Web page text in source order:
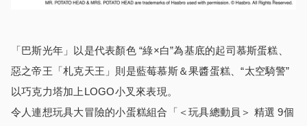
「巴斯光年」以是代表顏色 “綠×白”為基底的起司慕斯蛋糕、
惡之帝王「札克天王」則是藍莓慕斯＆果醬蛋糕、“太空騎警”
以巧克力塔加上LOGO小叉來表現。
令人連想玩具大冒險的小蛋糕組合「＜玩具總動員＞ 精選 9個